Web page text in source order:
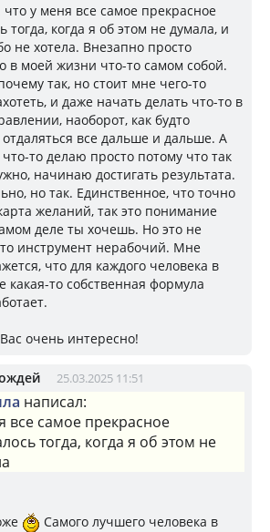
у меня все самое прекрасное
тогда, когда я об этом не думала, и
не хотела. Внезапно просто
в моей жизни что-то самом собой.
так, но стоит мне чего-то
и даже начать делать что-то в
наоборот, как будто
все дальше и дальше. А
что-то делаю просто потому что так
начинаю достигать результата.
но так. Единственное, что точно
желаний, так это понимание
деле ты хочешь. Но это не
инструмент нерабочий. Мне
что для каждого человека в
какая-то собственная формула
очень интересно!
25.03.2025 11:51
написал:
все самое прекрасное
тогда, когда я об этом не
Самого лучшего человека в